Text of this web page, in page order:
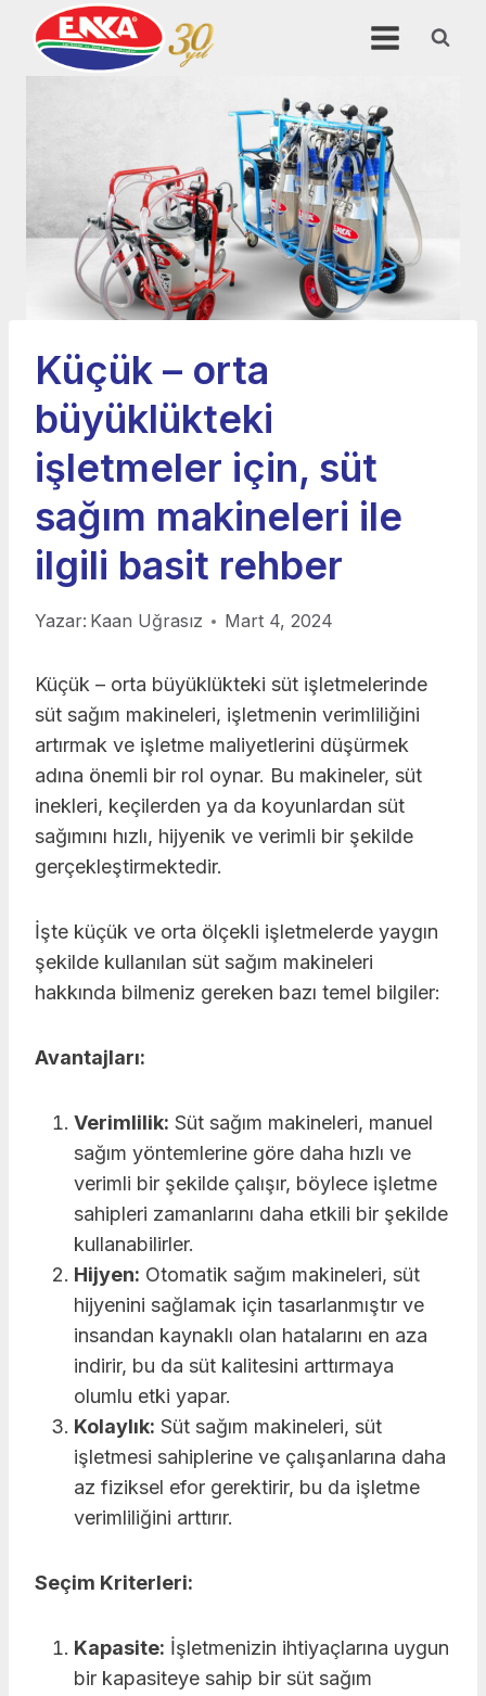
content
Küçük – orta
büyüklükteki
işletmeler için, süt
sağım makineleri ile
ilgili basit rehber
Yazar: Kaan Uğrasız Mart 4, 2024
Küçük – orta büyüklükteki süt işletmelerinde
süt sağım makineleri, işletmenin verimliliğini
artırmak ve işletme maliyetlerini düşürmek
adına önemli bir rol oynar. Bu makineler, süt
inekleri, keçilerden ya da koyunlardan süt
sağımını hızlı, hijyenik ve verimli bir şekilde
gerçekleştirmektedir.
İşte küçük ve orta ölçekli işletmelerde yaygın
şekilde kullanılan süt sağım makineleri
hakkında bilmeniz gereken bazı temel bilgiler:
Avantajları:
Verimlilik: Süt sağım makineleri, manuel
sağım yöntemlerine göre daha hızlı ve
verimli bir şekilde çalışır, böylece işletme
sahipleri zamanlarını daha etkili bir şekilde
kullanabilirler.
Hijyen: Otomatik sağım makineleri, süt
hijyenini sağlamak için tasarlanmıştır ve
insandan kaynaklı olan hatalarını en aza
indirir, bu da süt kalitesini arttırmaya
olumlu etki yapar.
Kolaylık: Süt sağım makineleri, süt
işletmesi sahiplerine ve çalışanlarına daha
az fiziksel efor gerektirir, bu da işletme
verimliliğini arttırır.
Seçim Kriterleri:
Kapasite: İşletmenizin ihtiyaçlarına uygun
bir kapasiteye sahip bir süt sağım